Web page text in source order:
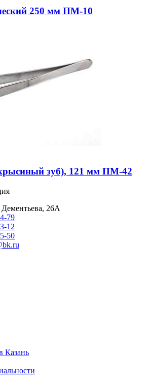
250 мм ПМ-10
зуб), 121 мм ПМ-42
26А
79
12
Казань